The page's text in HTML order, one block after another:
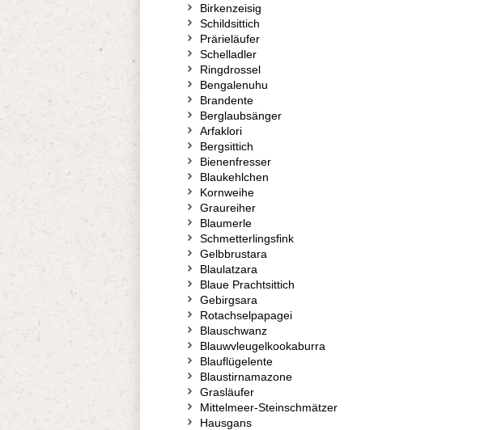
Birkenzeisig
Schildsittich
Prärieläufer
Schelladler
Ringdrossel
Bengalenuhu
Brandente
Berglaubsänger
Arfaklori
Bergsittich
Bienenfresser
Blaukehlchen
Kornweihe
Graureiher
Blaumerle
Schmetterlingsfink
Gelbbrustara
Blaulatzara
Blaue Prachtsittich
Gebirgsara
Rotachselpapagei
Blauschwanz
Blauwvleugelkookaburra
Blauflügelente
Blaustirnamazone
Grasläufer
Mittelmeer-Steinschmätzer
Hausgans